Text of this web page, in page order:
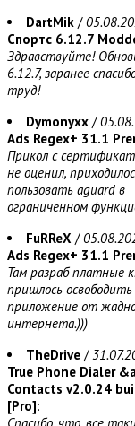
DartMik /
Спортс 6.12.7
Здравствуйте!
6.12.7, заранее
труд!
Dymonyxx /
Ads Regex+ 31.1
Прикол с
не оценил,
пользовать aguard в
ограниченном
FuRReX /
Ads Regex+ 31.1
Там разраб платные
пришлось освободить
приложение от
интернета.)))
TheDrive /
True Phone Dialer
Contacts v2.0.24
[Pro]: